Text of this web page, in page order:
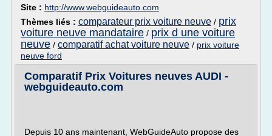
Site : http://www.webguideauto.com
Thèmes liés : comparateur prix voiture neuve / prix
voiture neuve mandataire / prix d une voiture
neuve / comparatif achat voiture neuve / prix voiture
neuve ford
Comparatif Prix Voitures neuves AUDI -
webguideauto.com
Depuis 10 ans maintenant, WebGuideAuto propose des